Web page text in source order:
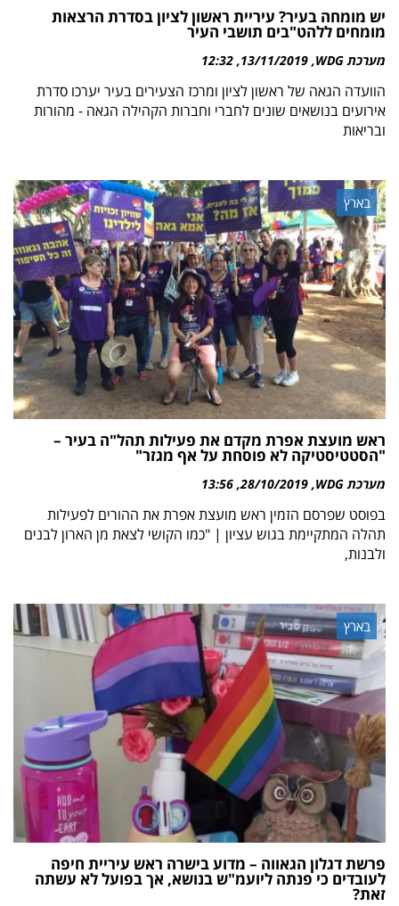
יש מומחה בעיר? עיריית ראשון לציון בסדרת הרצאות
מומחים ללהט"בים תושבי העיר
מערכת WDG 13/11/2019
12:32
הוועדה הגאה של ראשון לציון ומרכז הצעירים בעיר יערכו סדרת
אירועים בנושאים שונים לחברי וחברות הקהילה הגאה - מהורות
ובריאות
בארץ
ראש מועצת אפרת מקדם את פעילות תהל"ה בעיר –
"הסטטיסטיקה לא פוסחת על אף מגזר"
מערכת WDG 28/10/2019
13:56
בפוסט שפרסם הזמין ראש מועצת אפרת את ההורים לפעילות
תהלה המתקיימת בגוש עציון | "כמו הקושי לצאת מן הארון לבנים
ולבנות,
בארץ
פרשת דגלון הגאווה – מדוע בישרה ראש עיריית חיפה
לעובדים כי פנתה ליועמ"ש בנושא, אך בפועל לא עשתה
זאת?